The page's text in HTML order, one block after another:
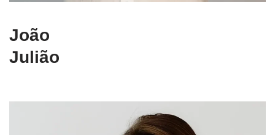
João
Julião